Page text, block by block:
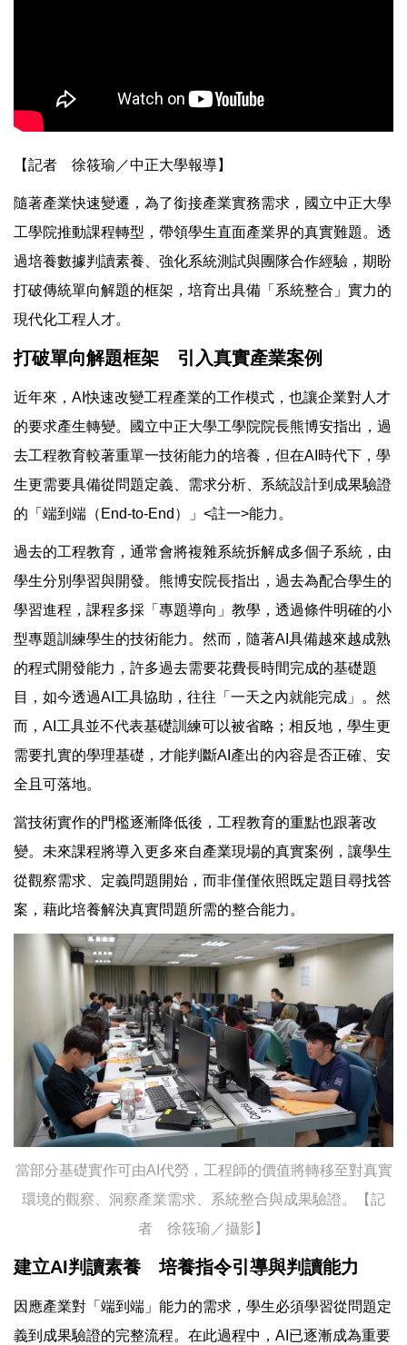
【記者 徐筱瑜／中正大學報導】
隨著產業快速變遷，為了銜接產業實務需求，國立中正大學
工學院推動課程轉型，帶領學生直面產業界的真實難題。透
過培養數據判讀素養、強化系統測試與團隊合作經驗，期盼
打破傳統單向解題的框架，培育出具備「系統整合」實力的
現代化工程人才。
打破單向解題框架 引入真實產業案例
近年來，AI快速改變工程產業的工作模式，也讓企業對人才
的要求產生轉變。國立中正大學工學院院長熊博安指出，過
去工程教育較著重單一技術能力的培養，但在AI時代下，學
生更需要具備從問題定義、需求分析、系統設計到成果驗證
的「端到端（End-to-End）」<註一>能力。
過去的工程教育，通常會將複雜系統拆解成多個子系統，由
學生分別學習與開發。熊博安院長指出，過去為配合學生的
學習進程，課程多採「專題導向」教學，透過條件明確的小
型專題訓練學生的技術能力。然而，隨著AI具備越來越成熟
的程式開發能力，許多過去需要花費長時間完成的基礎題
目，如今透過AI工具協助，往往「一天之內就能完成」。然
而，AI工具並不代表基礎訓練可以被省略；相反地，學生更
需要扎實的學理基礎，才能判斷AI產出的內容是否正確、安
全且可落地。
當技術實作的門檻逐漸降低後，工程教育的重點也跟著改
變。未來課程將導入更多來自產業現場的真實案例，讓學生
從觀察需求、定義問題開始，而非僅僅依照既定題目尋找答
案，藉此培養解決真實問題所需的整合能力。
當部分基礎實作可由AI代勞，工程師的價值將轉移至對真實
環境的觀察、洞察產業需求、系統整合與成果驗證。【記
者 徐筱瑜／攝影】
建立AI判讀素養 培養指令引導與判讀能力
因應產業對「端到端」能力的需求，學生必須學習從問題定
義到成果驗證的完整流程。在此過程中，AI已逐漸成為重要